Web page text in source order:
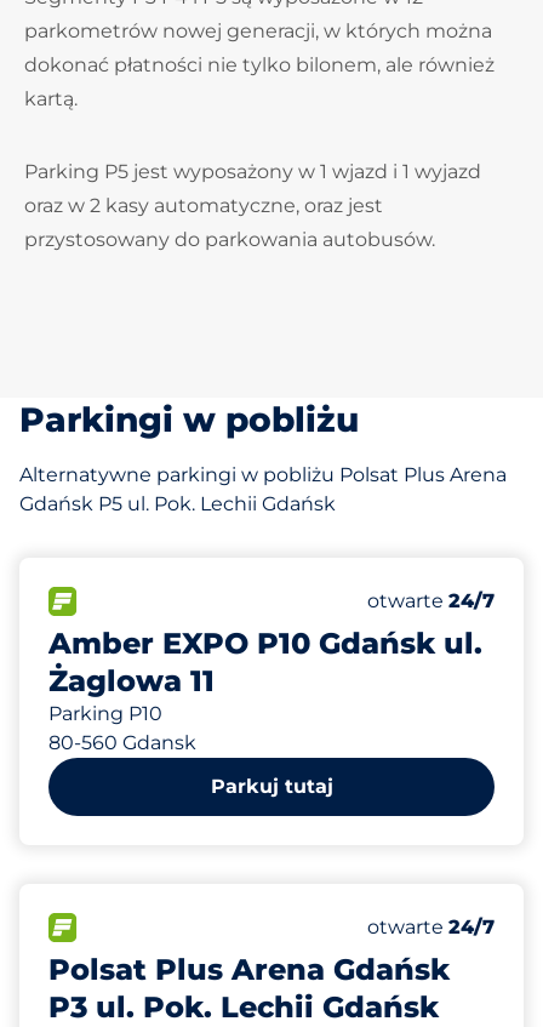
parkometrów nowej generacji, w których można
dokonać płatności nie tylko bilonem, ale również
kartą.
Parking P5 jest wyposażony w 1 wjazd i 1 wyjazd
oraz w 2 kasy automatyczne, oraz jest
przystosowany do parkowania autobusów.
Parkingi w pobliżu
Alternatywne parkingi w pobliżu Polsat Plus Arena
Gdańsk P5 ul. Pok. Lechii Gdańsk
Amber EXPO P10 Gdańsk ul.
Żaglowa 11
Parking P10
80-560 Gdansk
Liczba miejsc
Całkowita
Czwartek&nbsp
otwarte 24/7
142 m
Parkuj tutaj
Polsat Plus Arena Gdańsk
P3 ul. Pok. Lechii Gdańsk
Liczba miejsc
Całkowita
Czwartek&nbsp
otwarte 24/7
413 m